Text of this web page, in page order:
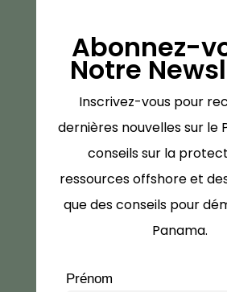
Abonnez-
Notre
Inscrivez-vous pour
dernières nouvelles sur le
conseils sur la
ressources offshore et
que des conseils pour
Panama.
Prénom